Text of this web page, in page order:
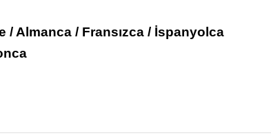
/ Almanca / Fransızca / İspanyolca